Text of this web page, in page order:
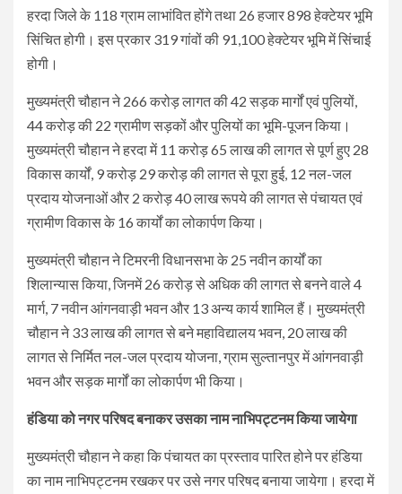
हरदा जिले के 118 ग्राम लाभांवित होंगे तथा 26 हजार 898 हेक्टेयर भूमि
सिंचित होगी। इस प्रकार 319 गांवों की 91,100 हेक्टेयर भूमि में सिंचाई
होगी।
मुख्यमंत्री चौहान ने 266 करोड़ लागत की 42 सड़क मार्गों एवं पुलियों,
44 करोड़ की 22 ग्रामीण सड़कों और पुलियों का भूमि-पूजन किया।
मुख्यमंत्री चौहान ने हरदा में 11 करोड़ 65 लाख की लागत से पूर्ण हुए 28
विकास कार्यों, 9 करोड़ 29 करोड़ की लागत से पूरा हुई, 12 नल-जल
प्रदाय योजनाओं और 2 करोड़ 40 लाख रूपये की लागत से पंचायत एवं
ग्रामीण विकास के 16 कार्यों का लोकार्पण किया।
मुख्यमंत्री चौहान ने टिमरनी विधानसभा के 25 नवीन कार्यों का
शिलान्यास किया, जिनमें 26 करोड़ से अधिक की लागत से बनने वाले 4
मार्ग, 7 नवीन आंगनवाड़ी भवन और 13 अन्य कार्य शामिल हैं। मुख्यमंत्री
चौहान ने 33 लाख की लागत से बने महाविद्यालय भवन, 20 लाख की
लागत से निर्मित नल-जल प्रदाय योजना, ग्राम सुल्तानपुर में आंगनवाड़ी
भवन और सड़क मार्गों का लोकार्पण भी किया।
हंडिया को नगर परिषद बनाकर उसका नाम नाभिपट्टनम किया जायेगा
मुख्यमंत्री चौहान ने कहा कि पंचायत का प्रस्ताव पारित होने पर हंडिया
का नाम नाभिपट्टनम रखकर पर उसे नगर परिषद बनाया जायेगा। हरदा में